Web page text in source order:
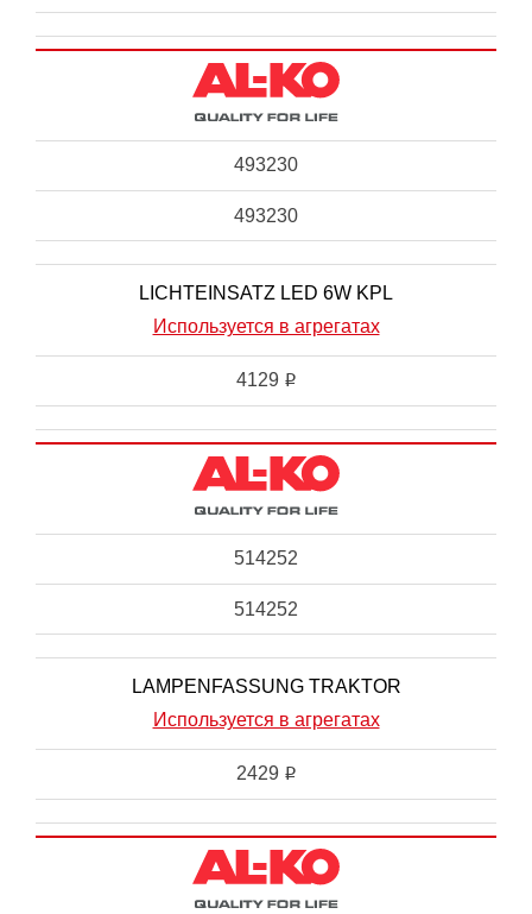
493230
493230
LICHTEINSATZ LED 6W KPL
Используется в агрегатах
4129 i
514252
514252
LAMPENFASSUNG TRAKTOR
Используется в агрегатах
2429 i